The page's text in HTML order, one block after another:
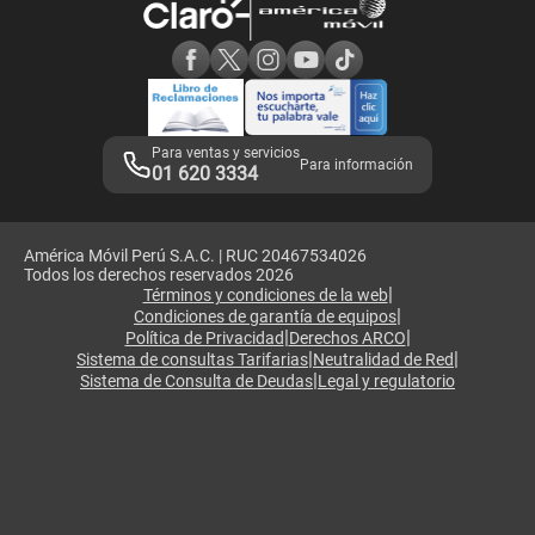
Adquirientes iPhone 6, 6S y SE
Mensaje de Seguridad
Términos y Condiciones de Tienda Claro
Libro de Reclamaciones
Legales de marketplace
Para ventas y servicios
01 620 3334 Para información
América Móvil Perú S.A.C. | RUC 20467534026
Todos los derechos reservados 2026
Términos y condiciones de la web|
Condiciones de garantía de equipos|
Política de Privacidad|Derechos ARCO|
Sistema de consultas Tarifarias|Neutralidad de Red|
Sistema de Consulta de Deudas|Legal y regulatorio